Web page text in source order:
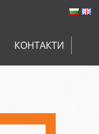
КОНТАКТИ